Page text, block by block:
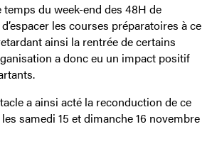
temps du week-end des 48H de
les courses préparatoires à ce
ainsi la rentrée de certains
a donc eu un impact positif
a ainsi acté la reconduction de ce
samedi 15 et dimanche 16 novembre